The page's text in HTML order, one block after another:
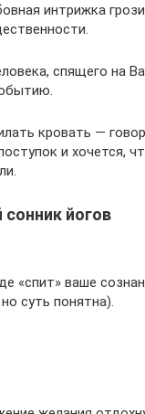
интрижка
спящего на
кровать —
и хочется,
йогов
«спит» ваше
суть понятна).